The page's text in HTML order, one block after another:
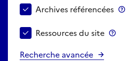
Choisir le périmètre de recherche
Archives référencées
Ressources du site
Recherche avancée